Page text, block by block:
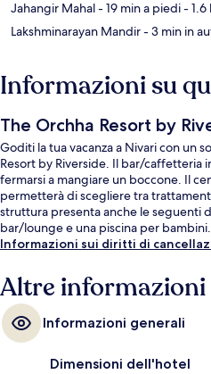
Jahangir Mahal- 19 min a piedi- 1.6
Lakshminarayan Mandir- 3 min in
Informazioni su
The Orchha Resort by
Goditi la tua vacanza a Nivari con un
Resort by Riverside. Il bar/caffetteria
fermarsi a mangiare un boccone. Il
permetterà di scegliere tra
struttura presenta anche le seguenti
bar/lounge e una piscina per bambini.
Informazioni sui diritti di
Altre
Informazioni generali
Dimensioni dell'hotel